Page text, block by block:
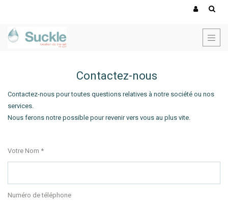
Contactez-nous
Contactez-nous pour toutes questions relatives à notre société ou nos
services.
Nous ferons notre possible pour revenir vers vous au plus vite.
Votre Nom
Numéro de téléphone